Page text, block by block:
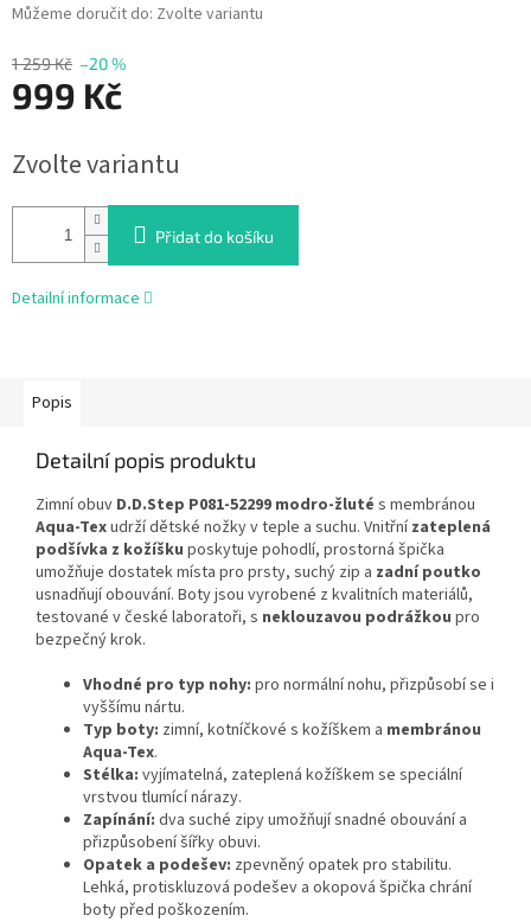
1 259 Kč –20 %
999 Kč
cena:
Zvolte variantu
Můžeme doručit do: Zvolte variantu
Přidat do košíku
Detailní informace
Popis
Detailní popis produktu
Zimní obuv D.D.Step P081-52299 modro-žluté s membránou
Aqua-Texudrží dětské nožky v teple a suchu. Vnitřnízateplená
podšívka z kožíšku poskytuje pohodlí, prostorná špička
umožňuje dostatek místa pro prsty, suchý zip a zadní poutko
usnadňují obouvání. Boty jsou vyrobené z kvalitních materiálů,
testované v české laboratoři, s neklouzavou podrážkou pro
bezpečný krok.
Vhodné pro typ nohy: pro normální nohu, přizpůsobí se i
vyššímu nártu.
Typ boty: zimní, kotníčkové s kožíškem a membránou
Aqua-Tex.
Stélka: vyjímatelná, zateplená kožíškem se speciální
vrstvou tlumící nárazy.
Zapínání: dva suché zipy umožňují snadné obouvání a
přizpůsobení šířky obuvi.
Opatek a podešev: zpevněný opatek pro stabilitu.
Lehká, protiskluzová podešev a okopová špička chrání
boty před poškozením.